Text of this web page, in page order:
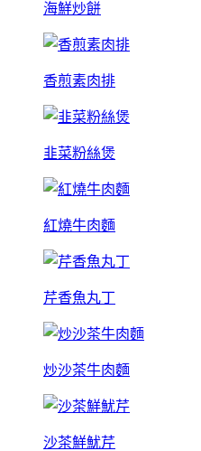
海鮮炒餅
香煎素肉排
韭菜粉絲煲
紅燒牛肉麵
芹香魚丸丁
炒沙茶牛肉麵
沙茶鮮魷芹